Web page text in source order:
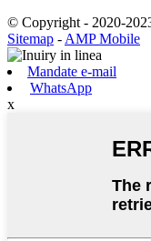
© Copyright - 2020-
Sitemap - AMP Mobile
Mandate e-mail
WhatsApp
x